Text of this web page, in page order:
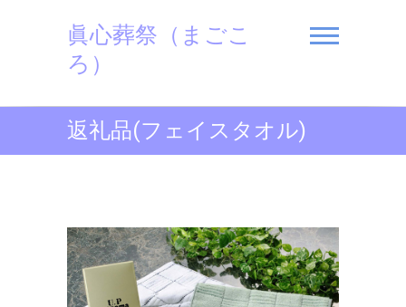
眞心葬祭（まごこ
ろ）
返礼品(フェイスタオル)